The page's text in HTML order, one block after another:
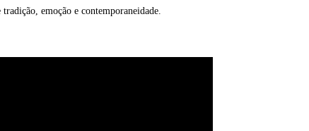
emoção e contemporaneidade.